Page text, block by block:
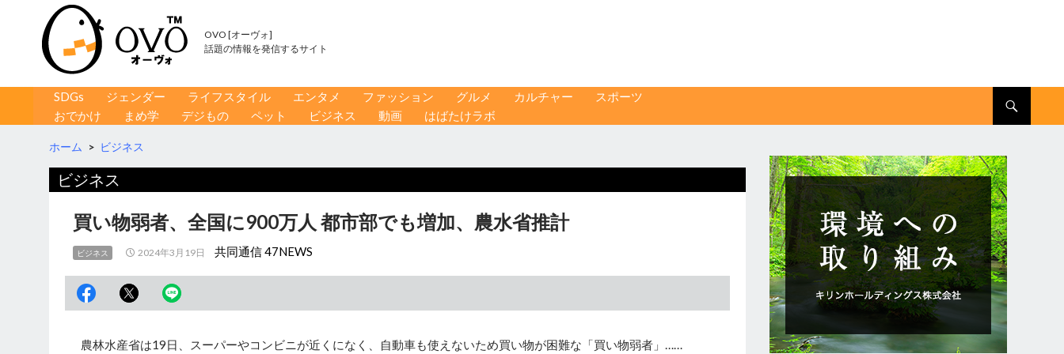
OVO [オーヴォ]
話題の情報を発信するサイト
コンテンツへ移動
SDGs ジェンダー ライフスタイル エンタメ ファッション グルメ カルチャー
スポーツ
おでかけ
まめ学 デジもの ペット ビジネス 動画 はばたけラボ
ホーム > ビジネス
ビジネス
買い物弱者、全国に900万人 都市部でも増加、農水省推計
ビジネス 2024年3月19日 共同通信 47NEWS
農林水産省は19日、スーパーやコンビニが近くになく、自動車も使えないため買い物が困難な「買い物弱者」……